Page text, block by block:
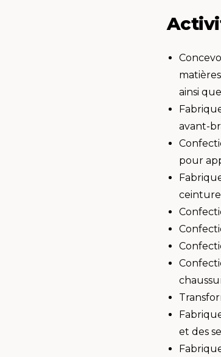
ainsi
avant-
pour
et des